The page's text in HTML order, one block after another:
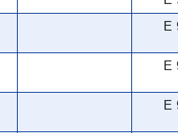
E
E
E